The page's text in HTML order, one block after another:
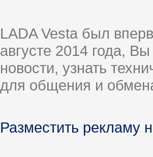
LADA Vesta был
августе 2014 года,
новости, узнать
для общения и
Разместить рекламу